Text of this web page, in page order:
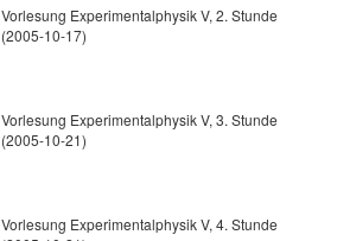
Vorlesung Experimentalphysik V, 2. Stunde
(2005-10-17)
Vorlesung Experimentalphysik V, 3. Stunde
(2005-10-21)
Vorlesung Experimentalphysik V, 4. Stunde